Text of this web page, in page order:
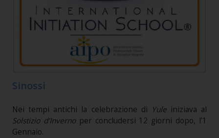
Sinossi
Nei tempi antichi la celebrazione di Yuleiniziava al
Solstizio d’Invernoper concludersi 12 giorni dopo, l’1
Gennaio.